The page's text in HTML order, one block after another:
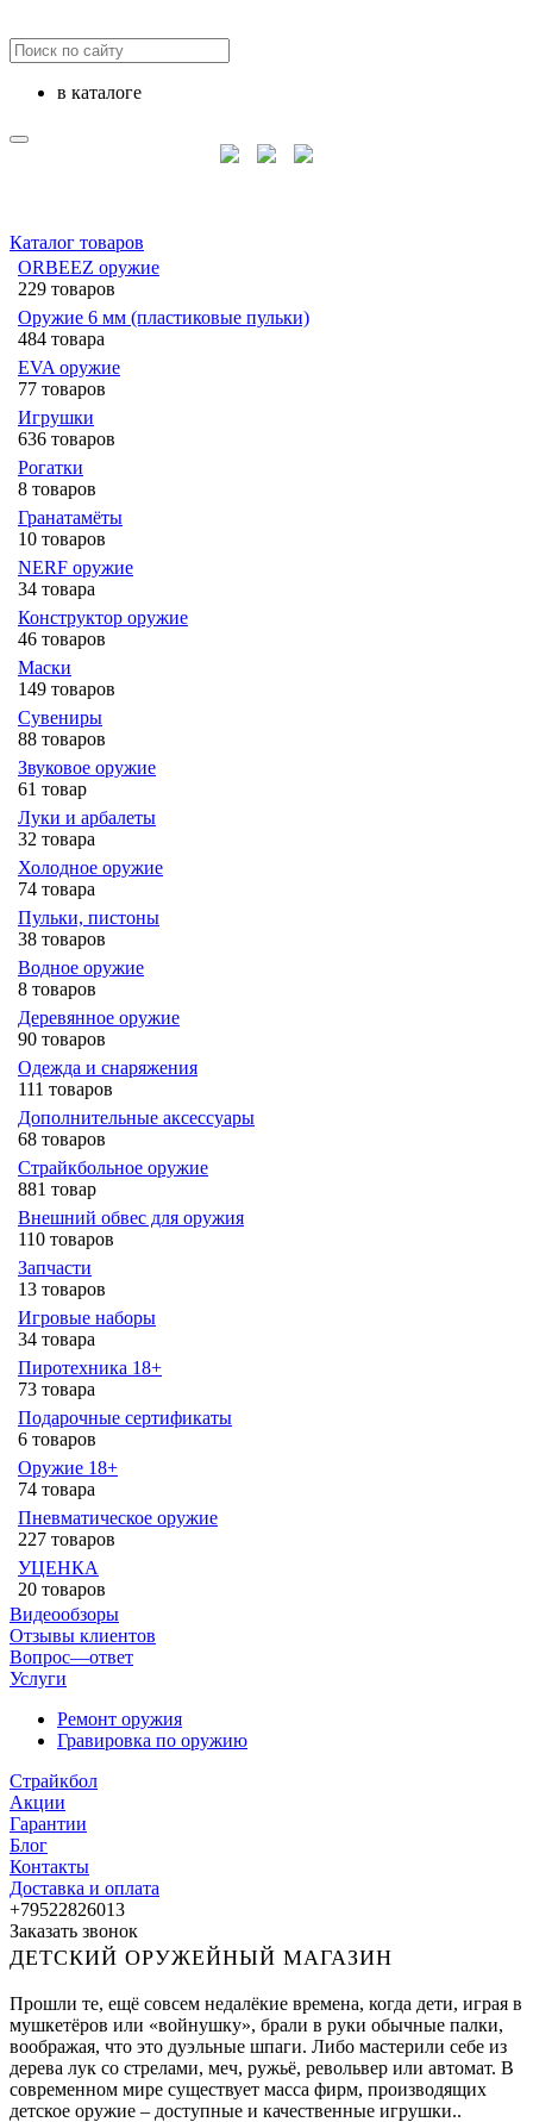
в каталоге
Каталог товаров
ORBEEZ оружие
229 товаров
Оружие 6 мм (пластиковые пульки)
484 товара
EVA оружие
77 товаров
Игрушки
636 товаров
Рогатки
8 товаров
Гранатамёты
10 товаров
NERF оружие
34 товара
Конструктор оружие
46 товаров
Маски
149 товаров
Сувениры
88 товаров
Звуковое оружие
61 товар
Луки и арбалеты
32 товара
Холодное оружие
74 товара
Пульки, пистоны
38 товаров
Водное оружие
8 товаров
Деревянное оружие
90 товаров
Одежда и снаряжения
111 товаров
Дополнительные аксессуары
68 товаров
Страйкбольное оружие
881 товар
Внешний обвес для оружия
110 товаров
Запчасти
13 товаров
Игровые наборы
34 товара
Пиротехника 18+
73 товара
Подарочные сертификаты
6 товаров
Оружие 18+
74 товара
Пневматическое оружие
227 товаров
УЦЕНКА
20 товаров
Видеообзоры
Отзывы клиентов
Вопрос—ответ
Услуги
Ремонт оружия
Гравировка по оружию
Страйкбол
Акции
Гарантии
Блог
Контакты
Доставка и оплата
+79522826013
Заказать звонок
ДЕТСКИЙ ОРУЖЕЙНЫЙ МАГАЗИН
Прошли те, ещё совсем недалёкие времена, когда дети, играя в
мушкетёров или «войнушку», брали в руки обычные палки,
воображая, что это дуэльные шпаги. Либо мастерили себе из
дерева лук со стрелами, меч, ружьё, револьвер или автомат. В
современном мире существует масса фирм, производящих
детское оружие – доступные и качественные игрушки..